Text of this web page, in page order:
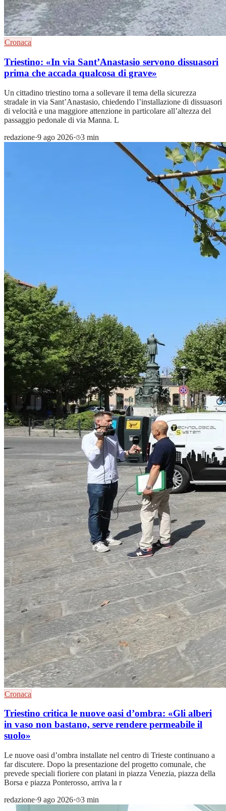
Cronaca
Triestino: «In via Sant’Anastasio servono dissuasori
prima che accada qualcosa di grave»
Un cittadino triestino torna a sollevare il tema della sicurezza
stradale in via Sant’Anastasio, chiedendo l’installazione di dissuasori
di velocità e una maggiore attenzione in particolare all’altezza del
passaggio pedonale di via Manna. L
redazione·9 ago 2026· 3 min
Cronaca
Triestino critica le nuove oasi d’ombra: «Gli alberi
in vaso non bastano, serve rendere permeabile il
suolo»
Le nuove oasi d’ombra installate nel centro di Trieste continuano a
far discutere. Dopo la presentazione del progetto comunale, che
prevede speciali fioriere con platani in piazza Venezia, piazza della
Borsa e piazza Ponterosso, arriva la r
redazione·9 ago 2026· 3 min